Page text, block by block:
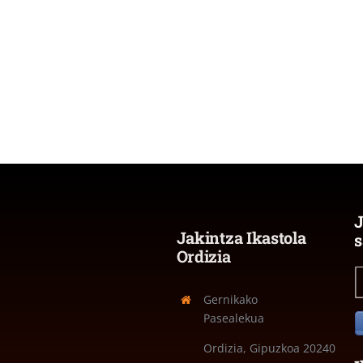
Jakintza Ikastola
Ordizia
Gernikako
Pasealekua
Ordizia, Gipuzkoa 20240